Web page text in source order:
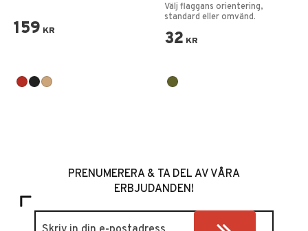
159 KR
Välj flaggans orientering,
standard eller omvänd.
32 KR
PRENUMERERA & TA DEL AV VÅRA
ERBJUDANDEN!